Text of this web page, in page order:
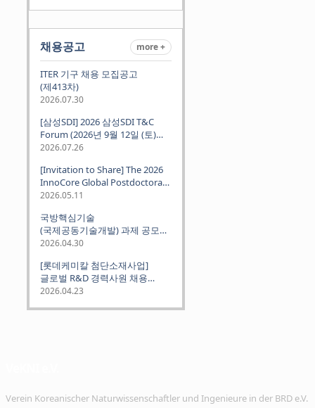
채용공고 more +
ITER 기구 채용 모집공고
(제413차)
2026.07.30
[삼성SDI] 2026 삼성SDI T&C
Forum (2026년 9월 12일 (토)
뮌헨 개최)
2026.07.26
[Invitation to Share] The 2026
InnoCore Global Postdoctoral
Job Fair: Meet Korea's 4 Major
Institutes
2026.05.11
국방핵심기술
(국제공동기술개발) 과제 공모
안내 (~2026.06.26)
2026.04.30
[롯데케미칼 첨단소재사업]
글로벌 R&D 경력사원 채용
(~2026. 5.5)
2026.04.23
Verein Koreanischer Naturwissenschaftler und Ingenieure in der BRD e.V.